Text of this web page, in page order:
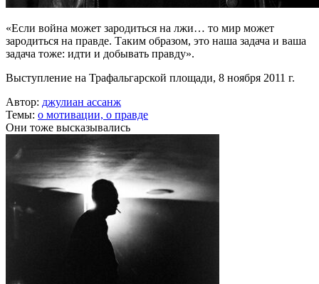
«Если война может зародиться на лжи… то мир может
зародиться на правде. Таким образом, это наша задача и ваша
задача тоже: идти и добывать правду».
Выступление на Трафальгарской площади, 8 ноября 2011 г.
Автор: джулиан ассанж
Темы: о мотивации, о правде
Они тоже высказывались